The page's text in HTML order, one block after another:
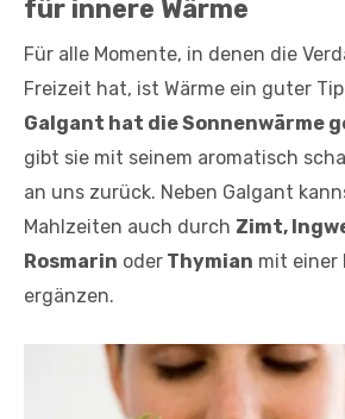
für innere Wärme
Für alle Momente, in denen die
Freizeit hat, ist Wärme ein guter
Galgant hat die Sonnenwärme
gibt sie mit seinem aromatisch
an uns zurück. Neben Galgant
Mahlzeiten auch durch Zimt,
Rosmarin oder Thymian mit einer
ergänzen.